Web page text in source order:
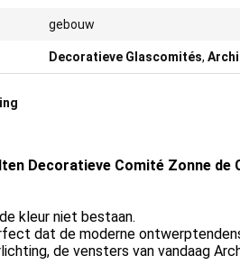
gebouw
Decoratieve Glascomités,
Decoratieve Comité Zonne
kleur niet bestaan.
dat de moderne
de vensters van vandaag